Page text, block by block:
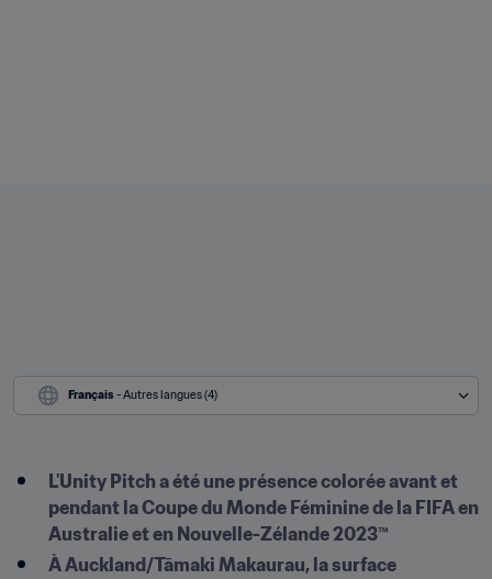
Français - Autres langues (4)
L'Unity Pitch a été une présence colorée avant et
pendant la Coupe du Monde Féminine de la FIFA en
Australie et en Nouvelle-Zélande 2023™
À Auckland/Tāmaki Makaurau, la surface